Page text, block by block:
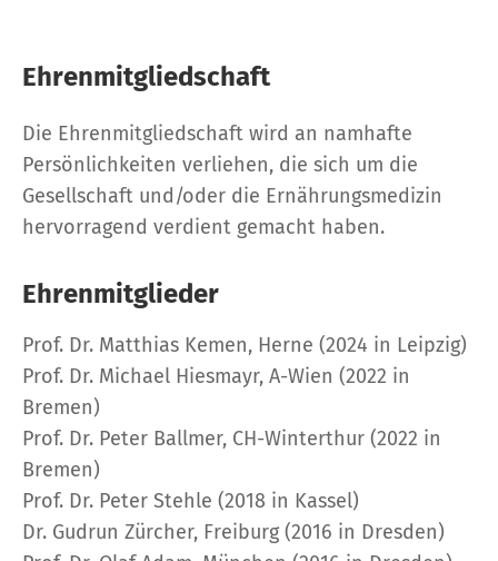
Ehrenmitgliedschaft
Die Ehrenmitgliedschaft wird an namhafte
Persönlichkeiten verliehen, die sich um die
Gesellschaft und/oder die Ernährungsmedizin
hervorragend verdient gemacht haben.
Ehrenmitglieder
Prof. Dr. Matthias Kemen, Herne (2024 in Leipzig)
Prof. Dr. Michael Hiesmayr, A-Wien (2022 in
Bremen)
Prof. Dr. Peter Ballmer, CH-Winterthur (2022 in
Bremen)
Prof. Dr. Peter Stehle (2018 in Kassel)
Dr. Gudrun Zürcher, Freiburg (2016 in Dresden)